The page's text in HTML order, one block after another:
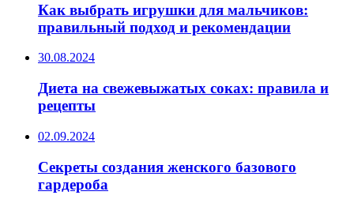
Как выбрать игрушки для мальчиков:
правильный подход и рекомендации
30.08.2024
Диета на свежевыжатых соках: правила и
рецепты
02.09.2024
Секреты создания женского базового
гардероба